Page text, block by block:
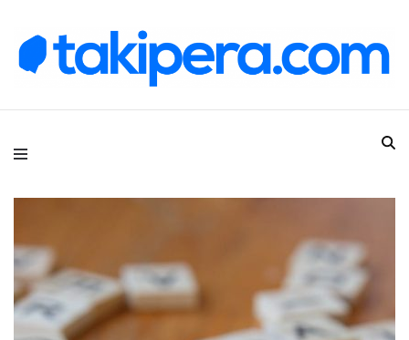
Takipera Dijital Hizmetler